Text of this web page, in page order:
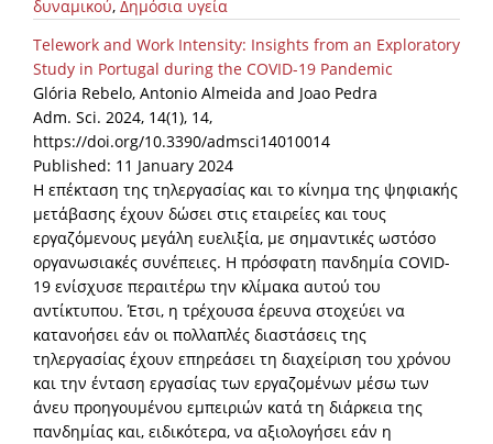
Events
Press Centre
"Innovation, Research & Technology" magazine
Contact
Helpdesks
Telephone & email Directory
Access to EKT
δυναμικού, Δημόσια υγεία
Telework and Work Intensity: Insights from an Exploratory
Study in Portugal during the COVID-19 Pandemic
Glória Rebelo, Antonio Almeida and Joao Pedra
Adm. Sci. 2024, 14(1), 14,
https://doi.org/10.3390/admsci14010014
Published: 11 January 2024
Η επέκταση της τηλεργασίας και το κίνημα της ψηφιακής
μετάβασης έχουν δώσει στις εταιρείες και τους
εργαζόμενους μεγάλη ευελιξία, με σημαντικές ωστόσο
οργανωσιακές συνέπειες. Η πρόσφατη πανδημία COVID-
19 ενίσχυσε περαιτέρω την κλίμακα αυτού του
αντίκτυπου. Έτσι, η τρέχουσα έρευνα στοχεύει να
κατανοήσει εάν οι πολλαπλές διαστάσεις της
τηλεργασίας έχουν επηρεάσει τη διαχείριση του χρόνου
και την ένταση εργασίας των εργαζομένων μέσω των
άνευ προηγουμένου εμπειριών κατά τη διάρκεια της
πανδημίας και, ειδικότερα, να αξιολογήσει εάν η